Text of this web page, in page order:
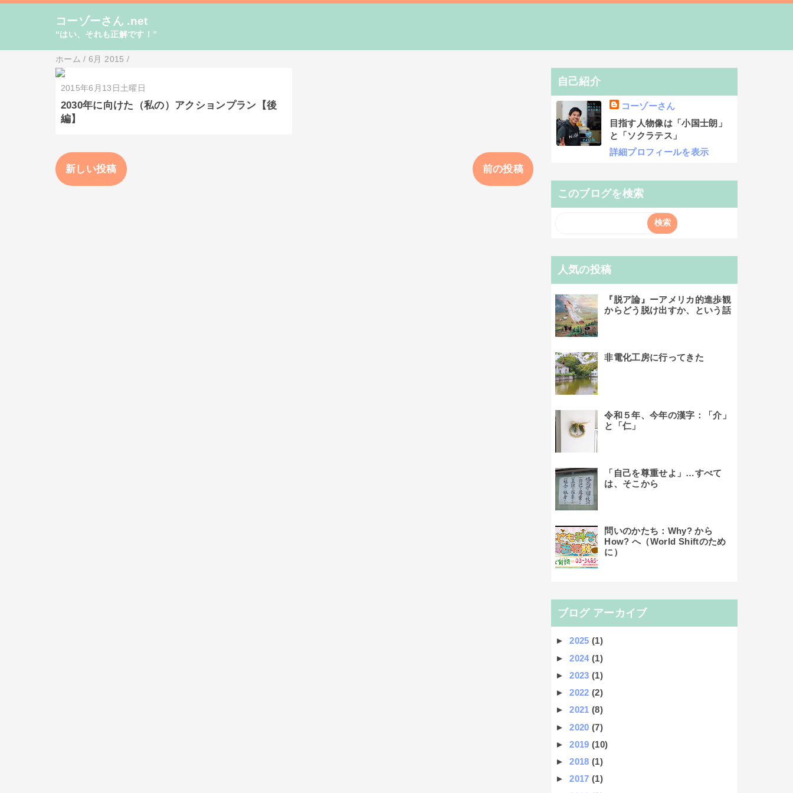
コーゾーさん .net
“はい、それも正解です！”
ホーム /6月 2015 /
2015年6月13日土曜日
2030年に向けた（私の）アクションプラン【後
編】
新しい投稿 前の投稿
自己紹介
コーゾーさん
目指す人物像は「小国士朗」
と「ソクラテス」
詳細プロフィールを表示
このブログを検索
人気の投稿
『脱ア論』ーアメリカ的進歩観
からどう脱け出すか、という話
非電化工房に行ってきた
令和５年、今年の漢字：「介」
と「仁」
「自己を尊重せよ」…すべて
は、そこから
問いのかたち：Why? から
How? へ（World Shiftのため
に）
ブログ アーカイブ
►2025(1)
►2024(1)
►2023(1)
►2022(2)
►2021(8)
►2020(7)
►2019(10)
►2018(1)
►2017(1)